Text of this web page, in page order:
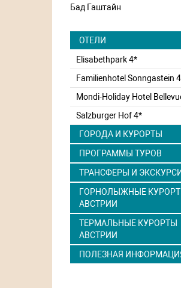
Бад Гаштайн
ОТЕЛИ
Elisabethpark 4*
Familienhotel Sonngastein
Mondi-Holiday Hotel
Salzburger Hof 4*
ГОРОДА И КУРОРТЫ
ПРОГРАММЫ ТУРОВ
ТРАНСФЕРЫ И
ГОРНОЛЫЖНЫЕ
АВСТРИИ
ТЕРМАЛЬНЫЕ КУРОРТЫ
АВСТРИИ
ПОЛЕЗНАЯ